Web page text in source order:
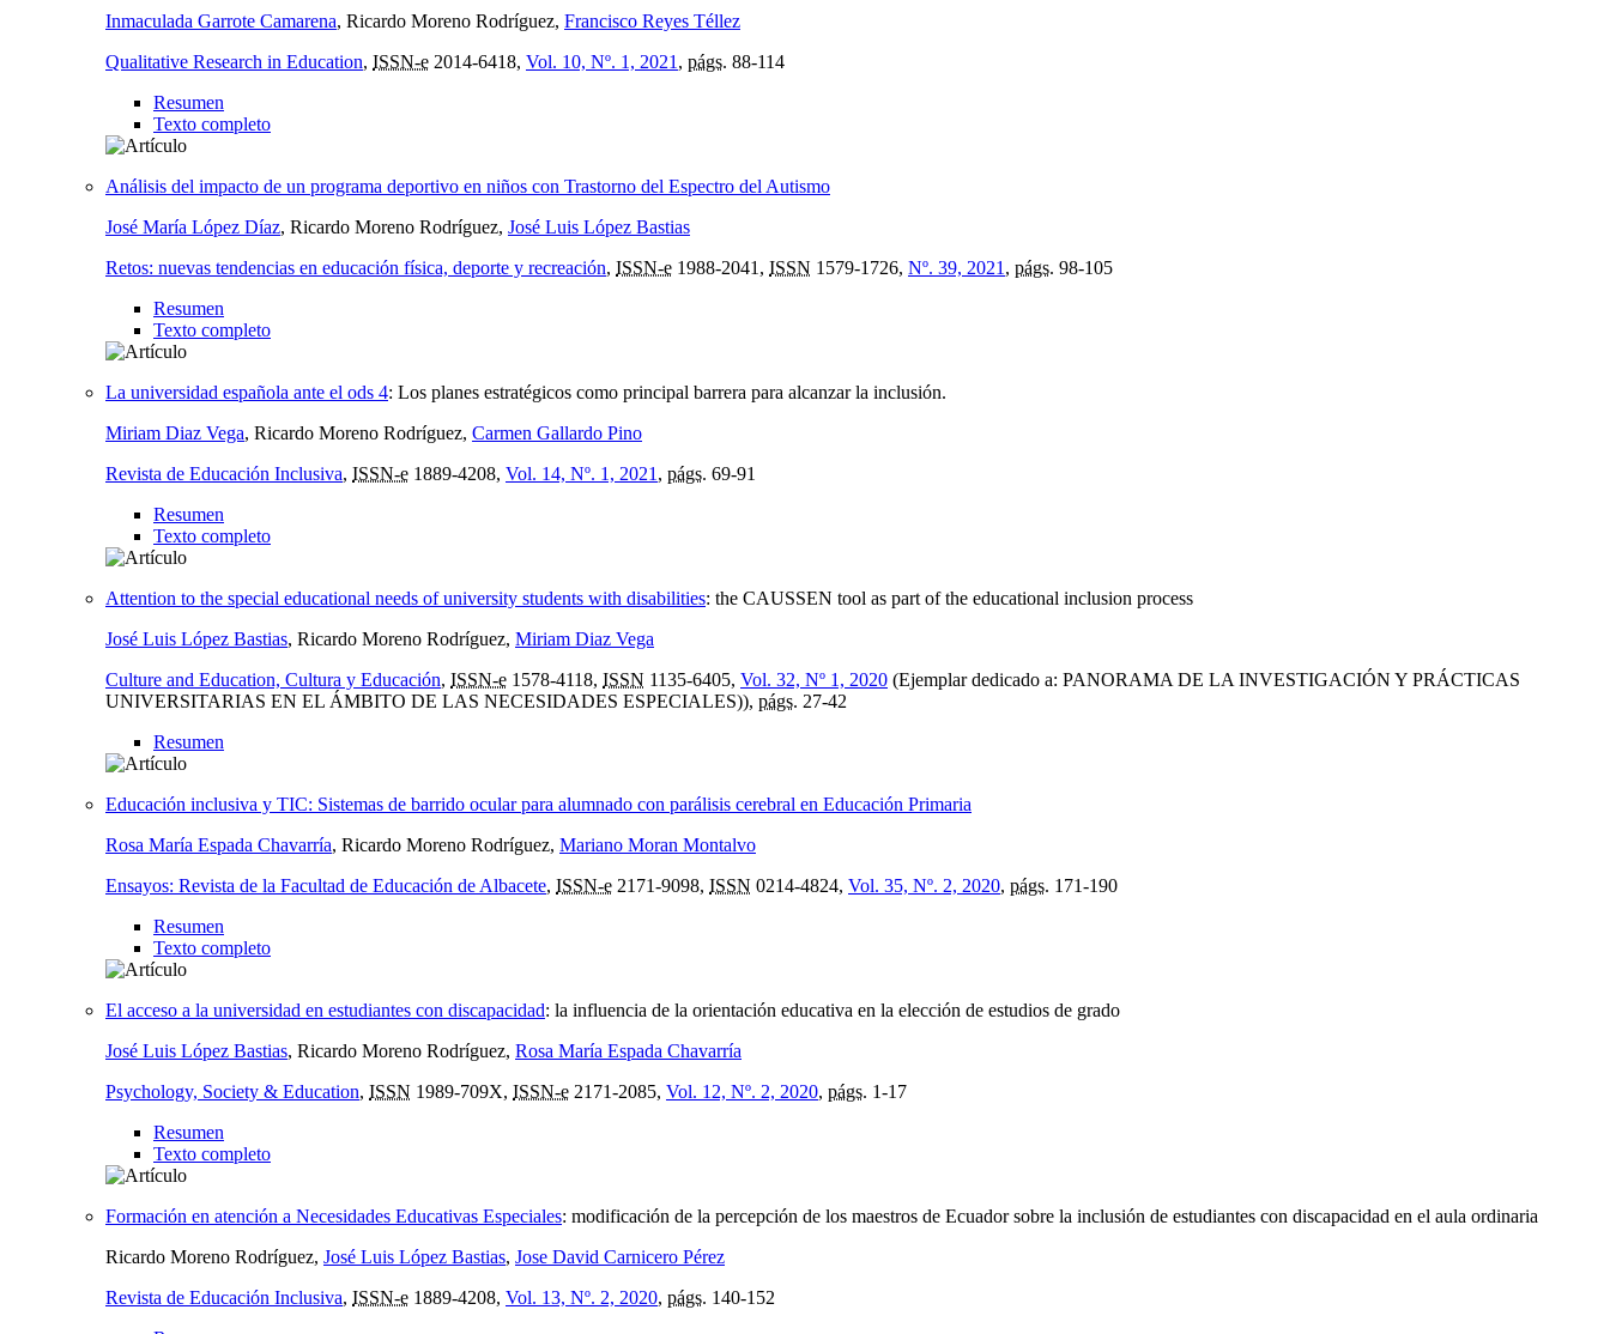
Inmaculada Garrote Camarena, Ricardo Moreno Rodríguez, Francisco Reyes Téllez
Qualitative Research in Education, ISSN-e 2014-6418, Vol. 10, Nº. 1, 2021 , págs. 88-114
Resumen
Texto completo
Análisis del impacto de un programa deportivo en niños con Trastorno del Espectro del Autismo
José María López Díaz, Ricardo Moreno Rodríguez, José Luis López Bastias
Retos: nuevas tendencias en educación física, deporte y recreación, ISSN-e 1988-2041, ISSN 1579-1726, Nº. 39, 2021 , págs. 98-105
Resumen
Texto completo
La universidad española ante el ods 4: Los planes estratégicos como principal barrera para alcanzar la inclusión.
Miriam Diaz Vega, Ricardo Moreno Rodríguez, Carmen Gallardo Pino
Revista de Educación Inclusiva, ISSN-e 1889-4208, Vol. 14, Nº. 1, 2021 , págs. 69-91
Resumen
Texto completo
Attention to the special educational needs of university students with disabilities: the CAUSSEN tool as part of the educational inclusion process
José Luis López Bastias, Ricardo Moreno Rodríguez, Miriam Diaz Vega
Culture and Education, Cultura y Educación, ISSN-e 1578-4118, ISSN 1135-6405, Vol. 32, Nº 1, 2020 (Ejemplar dedicado a: PANORAMA DE LA INVESTIGACIÓN Y PRÁCTICAS
UNIVERSITARIAS EN EL ÁMBITO DE LAS NECESIDADES ESPECIALES)), págs. 27-42
Resumen
Educación inclusiva y TIC: Sistemas de barrido ocular para alumnado con parálisis cerebral en Educación Primaria
Rosa María Espada Chavarría, Ricardo Moreno Rodríguez, Mariano Moran Montalvo
Ensayos: Revista de la Facultad de Educación de Albacete, ISSN-e 2171-9098, ISSN 0214-4824, Vol. 35, Nº. 2, 2020, págs. 171-190
Resumen
Texto completo
El acceso a la universidad en estudiantes con discapacidad: la influencia de la orientación educativa en la elección de estudios de grado
José Luis López Bastias, Ricardo Moreno Rodríguez, Rosa María Espada Chavarría
Psychology, Society & Education, ISSN 1989-709X, ISSN-e 2171-2085, Vol. 12, Nº. 2, 2020, págs. 1-17
Resumen
Texto completo
Formación en atención a Necesidades Educativas Especiales: modificación de la percepción de los maestros de Ecuador sobre la inclusión de estudiantes con discapacidad en el aula ordinaria
Ricardo Moreno Rodríguez, José Luis López Bastias, Jose David Carnicero Pérez
Revista de Educación Inclusiva, ISSN-e 1889-4208, Vol. 13, Nº. 2, 2020, págs. 140-152